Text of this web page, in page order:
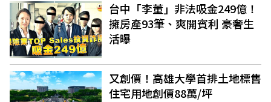
台中「李董」非法吸金249億！
擁房產93筆、爽開賓利 豪奢生
活曝
又創價！高雄大學首排土地標售
住宅用地創價88萬/坪